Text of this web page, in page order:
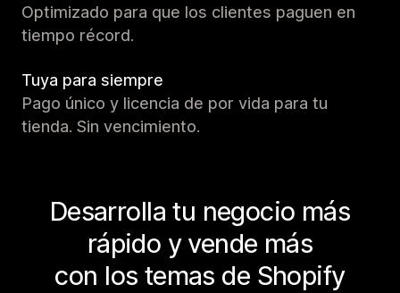
Optimizado para que los clientes paguen en
tiempo récord.
Tuya para siempre
Pago único y licencia de por vida para tu
tienda. Sin vencimiento.
Desarrolla tu negocio más
rápido y vende más
con los temas de Shopify